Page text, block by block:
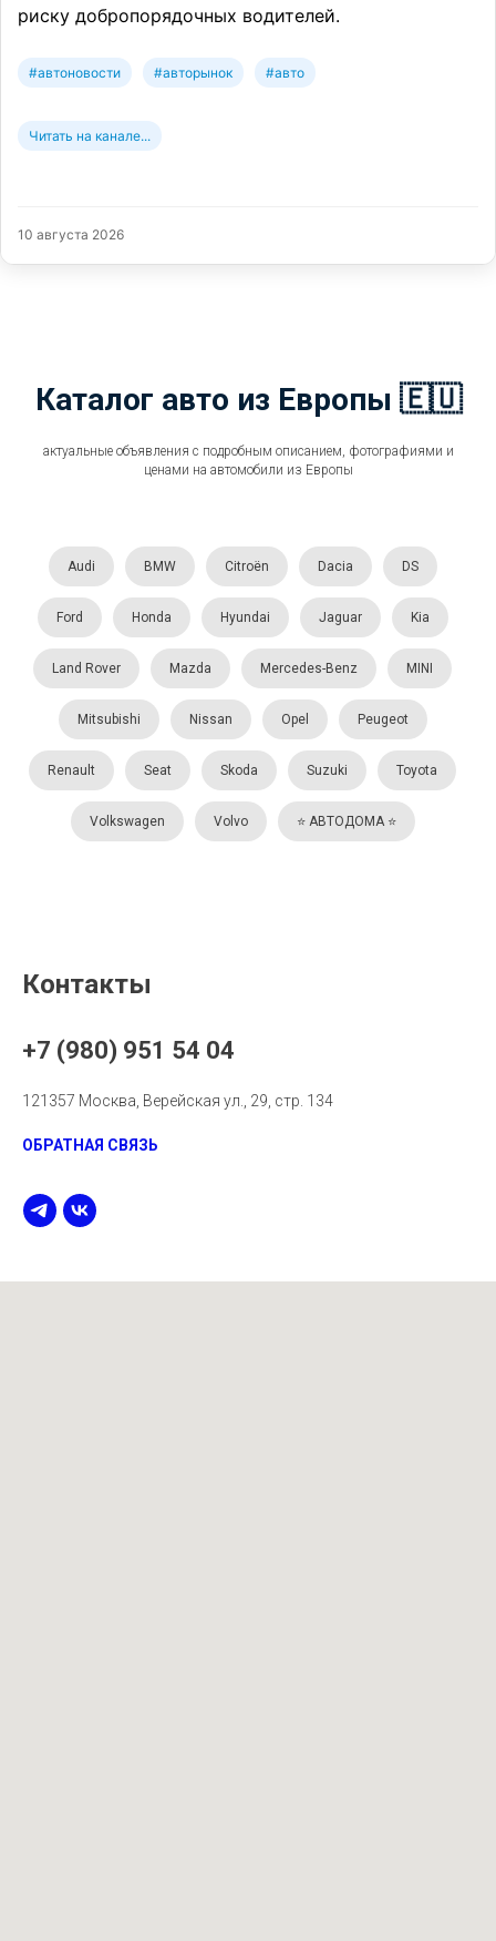
риску добропорядочных водителей.
#автоновости #авторынок #авто
Читать на канале...
10 августа 2026
Каталог авто из Европы 🇪🇺
актуальные объявления с подробным описанием, фотографиями и
ценами на автомобили из Европы
Audi BMW Citroën Dacia DS
Ford Honda Hyundai Jaguar Kia
Land Rover Mazda Mercedes-Benz MINI
Mitsubishi Nissan Opel Peugeot
Renault Seat Skoda Suzuki Toyota
Volkswagen Volvo ⭐️ АВТОДОМА ⭐️
Контакты
+7 (980) 951 54 04
121357 Москва, Верейская ул., 29, стр. 134
ОБРАТНАЯ СВЯЗЬ